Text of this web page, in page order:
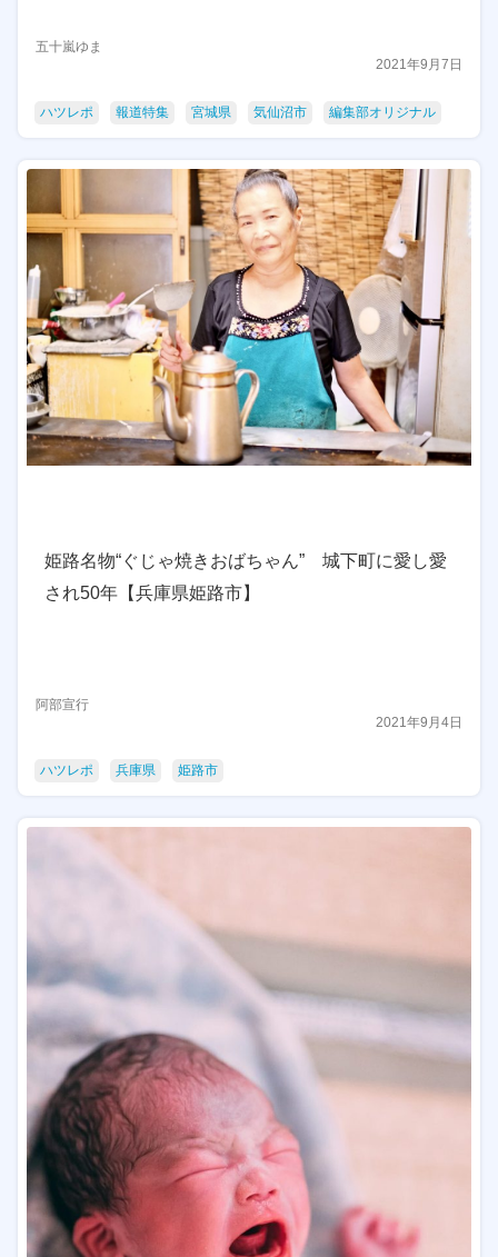
五十嵐ゆま
2021年9月7日
ハツレポ 報道特集 宮城県 気仙沼市 編集部オリジナル
姫路名物“ぐじゃ焼きおばちゃん” 城下町に愛し愛
され50年【兵庫県姫路市】
阿部宣行
2021年9月4日
ハツレポ 兵庫県 姫路市